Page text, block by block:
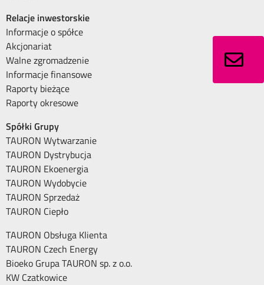
Relacje inwestorskie
Informacje o spółce
Akcjonariat
Walne zgromadzenie
Informacje finansowe
Raporty bieżące
Raporty okresowe
Spółki Grupy
TAURON Wytwarzanie
TAURON Dystrybucja
TAURON Ekoenergia
TAURON Wydobycie
TAURON Sprzedaż
TAURON Ciepło
TAURON Obsługa Klienta
TAURON Czech Energy
Bioeko Grupa TAURON sp. z o.o.
KW Czatkowice